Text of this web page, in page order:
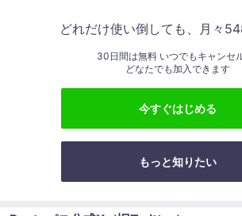
どれだけ使い倒しても、月々
30日間は無料 いつでもキャンセ
どなたでも加入できます
今すぐはじめる
もっと知りたい